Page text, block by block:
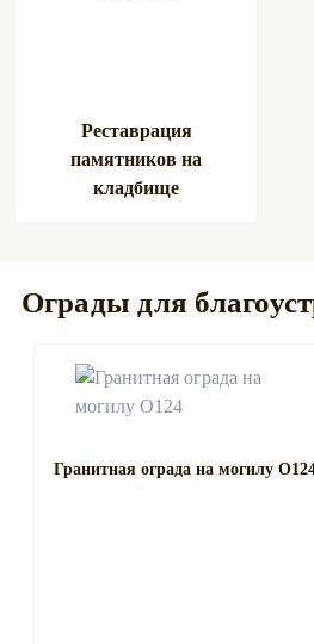
Реставрация
памятников на
кладбище
Ограды для
Гранитная ограда на могилу